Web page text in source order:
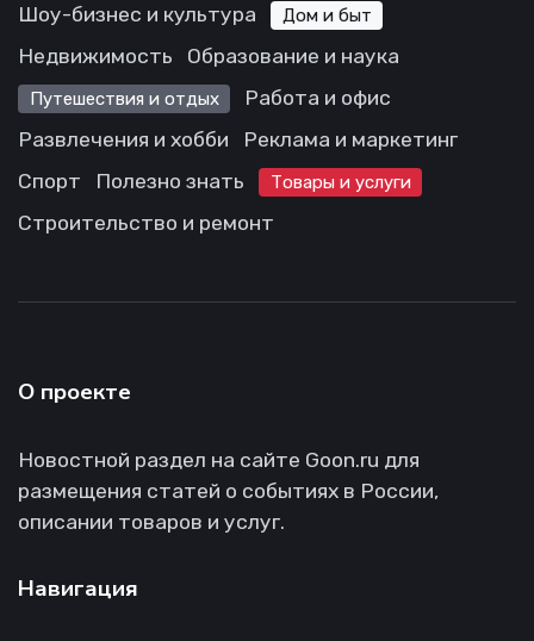
Шоу-бизнес и культура
Дом и быт
Недвижимость Образование и наука
Путешествия и отдых
Работа и офис
Развлечения и хобби
Реклама и маркетинг
Спорт
Полезно знать Товары и услуги
Строительство и ремонт
О проекте
Новостной раздел на сайте Goon.ru для
размещения статей о событиях в России,
описании товаров и услуг.
Навигация